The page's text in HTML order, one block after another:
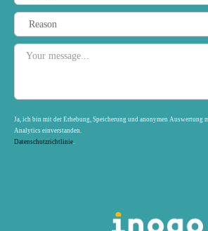
Ja, ich bin mit der Erhebung, Speicherung und anonymen Auswertung
Analytics einverstanden.
Datenschutzrichtlinie.